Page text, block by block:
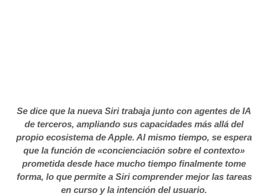
Se dice que la nueva Siri trabaja junto con agentes de IA
de terceros, ampliando sus capacidades más allá del
propio ecosistema de Apple. Al mismo tiempo, se espera
que la función de «concienciación sobre el contexto»
prometida desde hace mucho tiempo finalmente tome
forma, lo que permite a Siri comprender mejor las tareas
en curso y la intención del usuario.